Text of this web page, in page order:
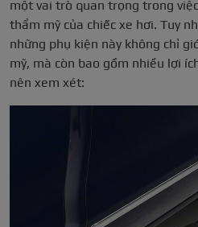
một vai trò quan trọng trong
thẩm mỹ của chiếc xe hơi. Tuy
những phụ kiện này không chỉ
mỹ, mà còn bao gồm nhiều lợi
nên xem xét: